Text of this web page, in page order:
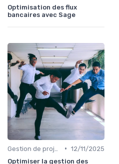
Optimisation des flux
bancaires avec Sage
• 12/11/2025
Optimiser la gestion des